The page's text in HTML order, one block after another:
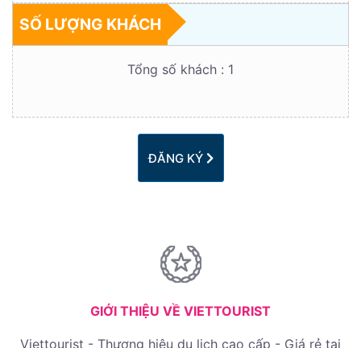
SỐ LƯỢNG KHÁCH
Tổng số khách : 1
ĐĂNG KÝ
GIỚI THIỆU VỀ VIETTOURIST
Viettourist - Thương hiệu du lịch cao cấp - Giá rẻ tại